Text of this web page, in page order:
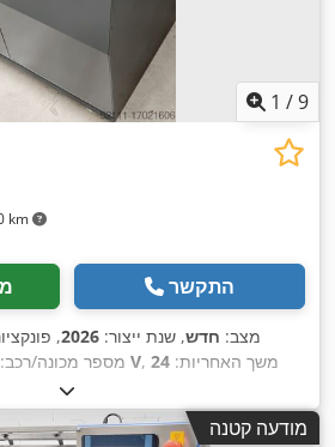
1 /9
km
התקשר
מצב: חדש, שנת ייצור: 2026
,
מספר מכונה/רכב: 230 V , משך האחריות: 24
, רוחב חיתוך (מקס.):
30 מ"מ
, סוג זרם 24 V , הספק נומינלי:1
קילוואט (1.36 כ"ס)
, תדירות כניסה:50 הרץ מודעה קטנה